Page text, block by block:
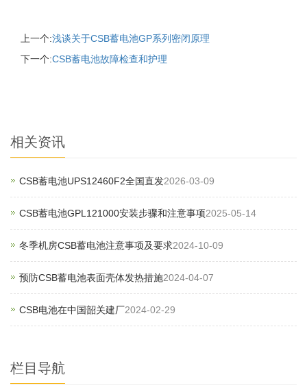
上一个:浅谈关于CSB蓄电池GP系列密闭原理
下一个:CSB蓄电池故障检查和护理
相关资讯
CSB蓄电池UPS12460F2全国直发2026-03-09
CSB蓄电池GPL121000安装步骤和注意事项2025-05-14
冬季机房CSB蓄电池注意事项及要求2024-10-09
预防CSB蓄电池表面壳体发热措施2024-04-07
CSB电池在中国韶关建厂2024-02-29
栏目导航